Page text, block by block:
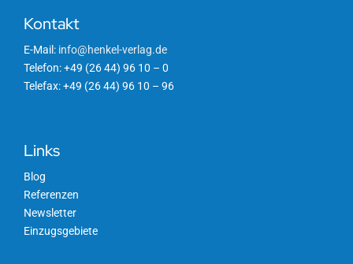
Kontakt
E-Mail: info@henkel-verlag.de
Telefon: +49 (26 44) 96 10 – 0
Telefax: +49 (26 44) 96 10 – 96
Links
Blog
Referenzen
Newsletter
Einzugsgebiete